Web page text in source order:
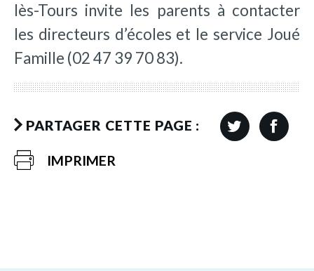
lès-Tours invite les parents à contacter
les directeurs d’écoles et le service Joué
Famille (02 47 39 70 83).
PARTAGER CETTE PAGE :
IMPRIMER